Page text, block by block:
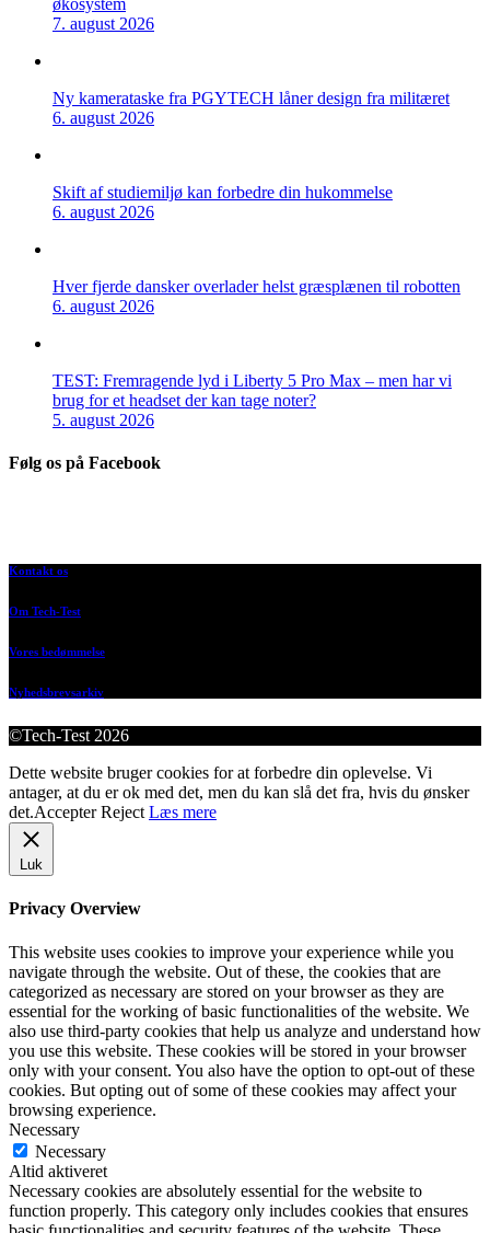
7. august 2026
Ny kamerataske fra PGYTECH låner design fra militæret
6. august 2026
Skift af studiemiljø kan forbedre din hukommelse
6. august 2026
Hver fjerde dansker overlader helst græsplænen til robotten
6. august 2026
TEST: Fremragende lyd i Liberty 5 Pro Max – men har vi
brug for et headset der kan tage noter?
5. august 2026
Følg os på Facebook
Kontakt os
Om Tech-Test
Vores bedømmelse
Nyhedsbrevsarkiv
©Tech-Test 2026
Dette website bruger cookies for at forbedre din oplevelse. Vi
antager, at du er ok med det, men du kan slå det fra, hvis du ønsker
det.Accepter Reject Læs mere
Luk
Privacy Overview
This website uses cookies to improve your experience while you
navigate through the website. Out of these, the cookies that are
categorized as necessary are stored on your browser as they are
essential for the working of basic functionalities of the website. We
also use third-party cookies that help us analyze and understand how
you use this website. These cookies will be stored in your browser
only with your consent. You also have the option to opt-out of these
cookies. But opting out of some of these cookies may affect your
browsing experience.
Necessary
Necessary
Altid aktiveret
Necessary cookies are absolutely essential for the website to
function properly. This category only includes cookies that ensures